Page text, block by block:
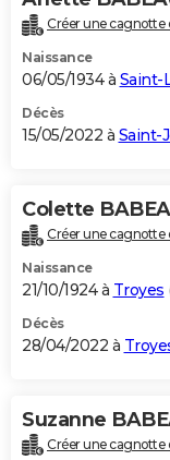
Créer une cagnotte
Naissance
06/05/1934 à Saint-
Décès
15/05/2022 à Saint-
Colette
Créer une cagnotte
Naissance
21/10/1924 à Troyes
Décès
28/04/2022 à
Suzanne
Créer une cagnotte